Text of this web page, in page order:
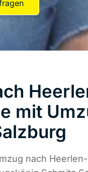
mit
nach